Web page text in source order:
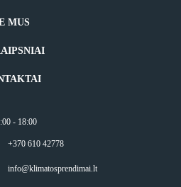
MUS
- 18:00
+370 610 42778
info@klimatosprendimai.lt